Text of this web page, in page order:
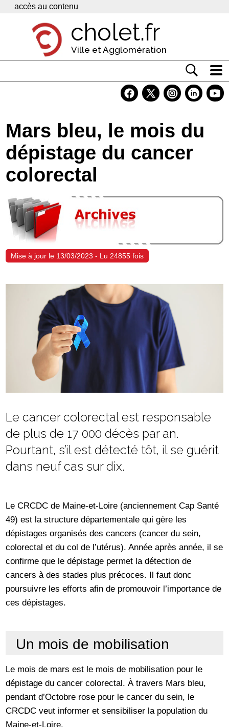
Panneau de gestion des cookies
accès au contenu
cholet.fr
Ville et Agglomération
Economie
Services
Contacts
Mars bleu, le mois du
dépistage du cancer
colorectal
Mise à jour le 13/03/2023 - Lu 24855 fois
Le cancer colorectal est responsable
de plus de 17 000 décès par an.
Pourtant, s’il est détecté tôt, il se guérit
dans neuf cas sur dix.
Le CRCDC de Maine-et-Loire (anciennement Cap Santé
49) est la structure départementale qui gère les
dépistages organisés des cancers (cancer du sein,
colorectal et du col de l’utérus). Année après année, il se
confirme que le dépistage permet la détection de
cancers à des stades plus précoces. Il faut donc
poursuivre les efforts afin de promouvoir l’importance de
ces dépistages.
Un mois de mobilisation
Le mois de mars est le mois de mobilisation pour le
dépistage du cancer colorectal. À travers Mars bleu,
pendant d’Octobre rose pour le cancer du sein, le
CRCDC veut informer et sensibiliser la population du
Maine-et-Loire.